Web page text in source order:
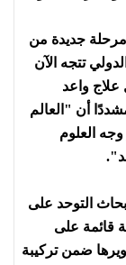
مرحلة جديدة من
تتجه الآن
علاج واعد
أن "العالم
العلوم
التوحد على
قائمة على
ضمن تركيبة